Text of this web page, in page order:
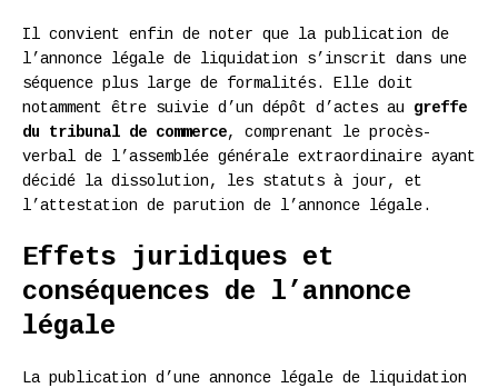
Il convient enfin de noter que la publication de
l’annonce légale de liquidation s’inscrit dans une
séquence plus large de formalités. Elle doit
notamment être suivie d’un dépôt d’actes au greffe
du tribunal de commerce, comprenant le procès-
verbal de l’assemblée générale extraordinaire ayant
décidé la dissolution, les statuts à jour, et
l’attestation de parution de l’annonce légale.
Effets juridiques et
conséquences de l’annonce
légale
La publication d’une annonce légale de liquidation